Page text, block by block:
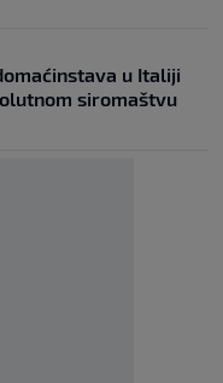
u Italiji
siromaštvu